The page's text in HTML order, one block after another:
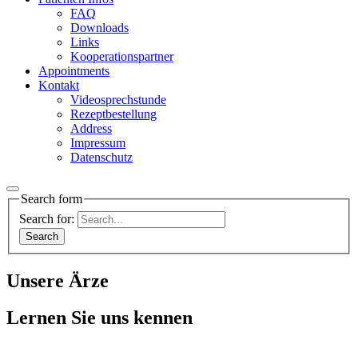
FAQ
Downloads
Links
Kooperationspartner
Appointments
Kontakt
Videosprechstunde
Rezeptbestellung
Address
Impressum
Datenschutz
Search form
Search for:
Unsere Ärze
Lernen Sie uns kennen